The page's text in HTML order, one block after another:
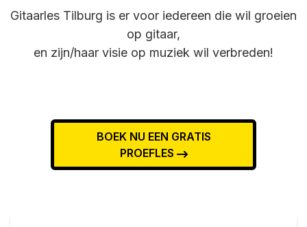
Gitaarles Tilburg is er voor iedereen die wil groeien
op gitaar,
en zijn/haar visie op muziek wil verbreden!
BOEK NU EEN GRATIS
PROEFLES